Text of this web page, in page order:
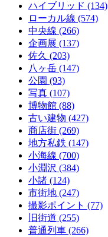
ハイブリッド (134)
ローカル線 (574)
中央線 (266)
企画展 (137)
佐久 (203)
八ヶ岳 (147)
公園 (93)
写真 (107)
博物館 (88)
古い建物 (427)
商店街 (269)
地方私鉄 (147)
小海線 (700)
小淵沢 (384)
小諸 (124)
市街地 (247)
撮影ポイント (77)
旧街道 (255)
普通列車 (266)